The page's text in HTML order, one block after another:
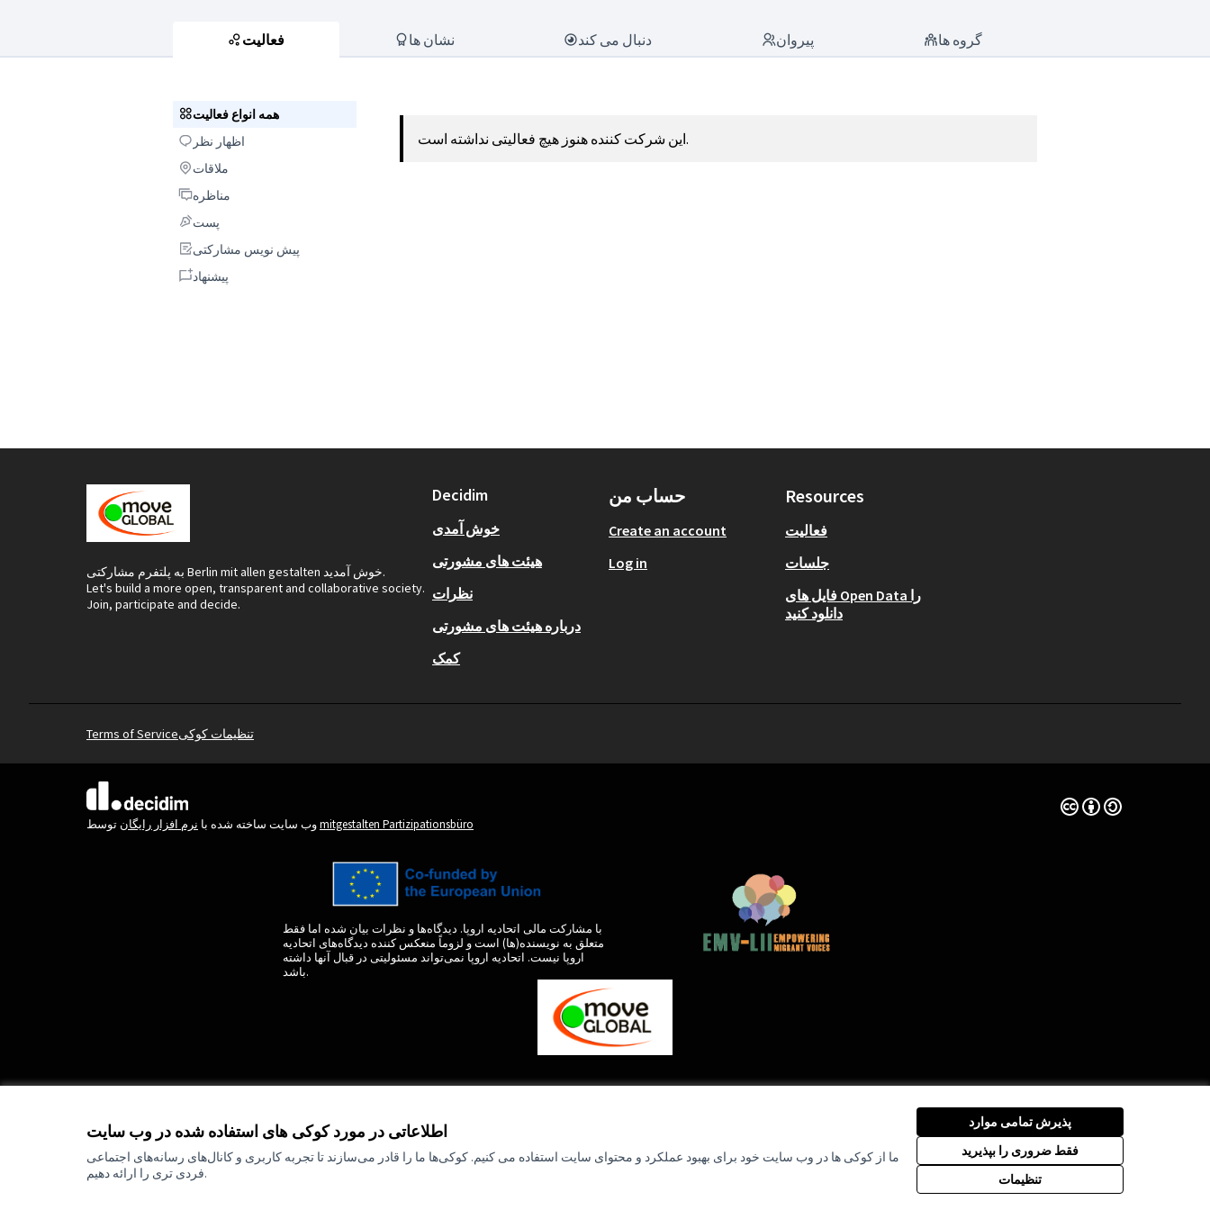
اطلاعاتی در مورد کوکی های استفاده شده در وب سایت
ما از کوکی ها در وب سایت خود برای بهبود عملکرد و محتوای سایت استفاده می کنیم. کوکی‌ها ما را قادر می‌سازند تا تجربه کاربری و کانال‌های رسانه‌های اجتماعی
فردی تری را ارائه دهیم.
پذیرش تمامی موارد
فقط ضروری را بپذیرید
تنظیمات
فعالیت نشان ها دنبال می کند پیروان گروه ها
همه انواع فعالیت همه انواع فعالیت
اظهار نظر
اظهار نظر
ملاقات ملاقات
مناظره
مناظره
پست پست
پیش نویس مشارکتی پیش نویس مشارکتی
پیشنهاد
پیشنهاد
این شرکت کننده هنوز هیچ فعالیتی نداشته است.
به پلتفرم مشارکتی Berlin mit allen gestalten خوش آمدید.
Let's build a more open, transparent and collaborative society.
Join, participate and decide.
Decidim
خوش آمدی
هیئت های مشورتی
نظرات
درباره هیئت های مشورتی
کمک
حساب من
Create an account
Log in
Resources
فعالیت
جلسات
فایل های Open Data را
دانلود کنید
Terms of Serviceتنظیمات کوکی
(لینک خارجی) وب سایت ساخته شده با نرم افزار رایگان mitgestalten Partizipationsbüro
مجوز Creative Commons
با مشارکت مالی اتحادیه اروپا. دیدگاه‌ها و نظرات بیان شده اما فقط
متعلق به نویسنده(ها) است و لزوماً منعکس کننده دیدگاه‌های اتحادیه
اروپا نیست. اتحادیه اروپا نمی‌تواند مسئولیتی در قبال آنها داشته
باشد.